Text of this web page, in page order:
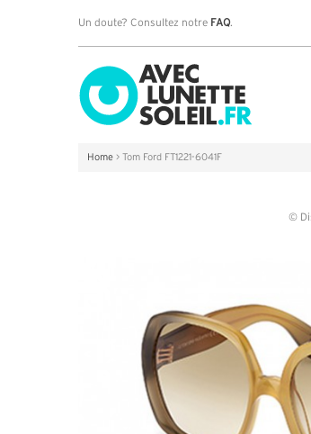
Un doute? Consultez notre FAQ.
Home > Tom Ford FT1221-6041F
©